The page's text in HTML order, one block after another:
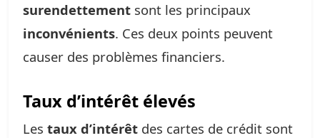
surendettement sont les principaux
inconvénients. Ces deux points peuvent
causer des problèmes financiers.
Taux d’intérêt élevés
Les taux d’intérêt des cartes de crédit sont